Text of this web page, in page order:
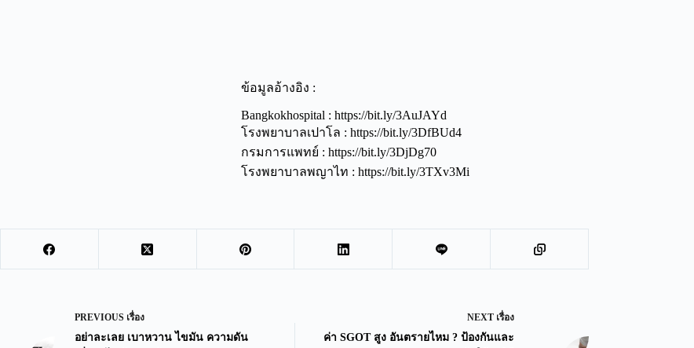
ข้อมูลอ้างอิง :
Bangkokhospital : https://bit.ly/3AuJAYd
โรงพยาบาลเปาโล : https://bit.ly/3DfBUd4
กรมการแพทย์ : https://bit.ly/3DjDg70
โรงพยาบาลพญาไท : https://bit.ly/3TXv3Mi
PREVIOUS เรื่อง
อย่าละเลย เบาหวาน ไขมัน ความดัน
NEXT เรื่อง
ค่า SGOT สูง อันตรายไหม ? ป้องกันและ